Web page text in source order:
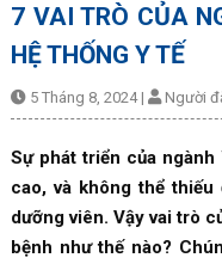
7 VAI TRÒ CỦA
HỆ THỐNG Y TẾ
5 Tháng 8, 2024 | Người
Sự phát triển của
cao, và không thể
dưỡng viên. Vậy vai trò
bệnh như thế nào?